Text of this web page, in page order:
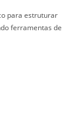
para estruturar
ferramentas de